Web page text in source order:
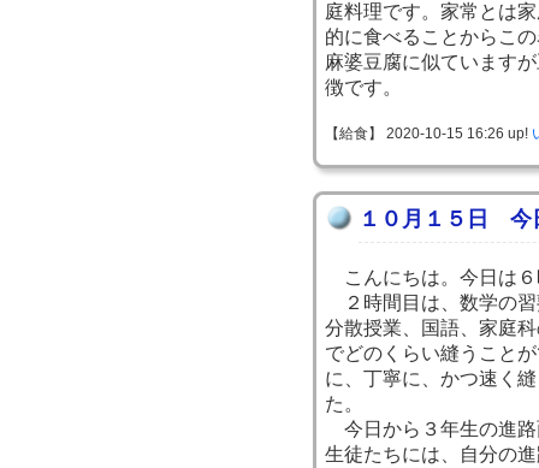
庭料理です。家常とは
的に食べることからこ
麻婆豆腐に似ています
徴です。
【給食】 2020-10-15 16:26 up!
１０月１５日 今
こんにちは。今日は
２時間目は、数学の習
分散授業、国語、家庭
でどのくらい縫うこと
に、丁寧に、かつ速く
た。
今日から３年生の進路
生徒たちには、自分の